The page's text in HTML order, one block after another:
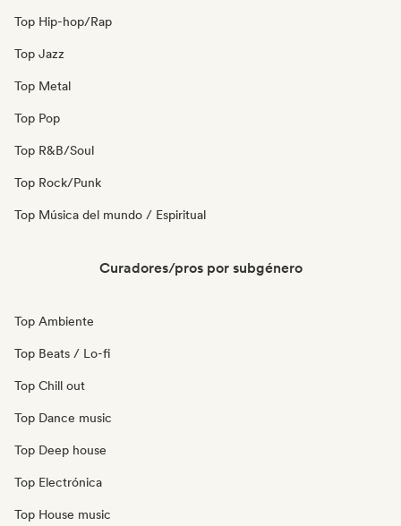
Top Hip-hop/Rap
Top Jazz
Top Metal
Top Pop
Top R&B/Soul
Top Rock/Punk
Top Música del mundo / Espiritual
Curadores/pros por subgénero
Top Ambiente
Top Beats / Lo-fi
Top Chill out
Top Dance music
Top Deep house
Top Electrónica
Top House music